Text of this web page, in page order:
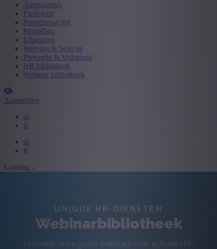
Assessments
Flexi-jobs
Projectsourcing
Payrolling
Uitzenden
Werving & Selectie
Preventie & Veiligheid
HR bibliotheek
Webinar bibliotheek
Aanmelden
nl
fr
nl
fr
Loading...
UNIQUE HR-DIENSTEN
Webinarbibliotheek
Herbekijk onze gratis webinars over actuele HR-